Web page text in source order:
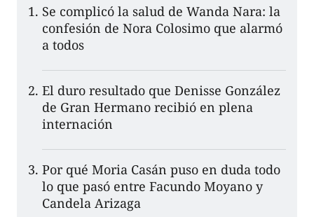
Se complicó la salud de Wanda Nara: la
confesión de Nora Colosimo que alarmó
a todos
El duro resultado que Denisse González
de Gran Hermano recibió en plena
internación
Por qué Moria Casán puso en duda todo
lo que pasó entre Facundo Moyano y
Candela Arizaga